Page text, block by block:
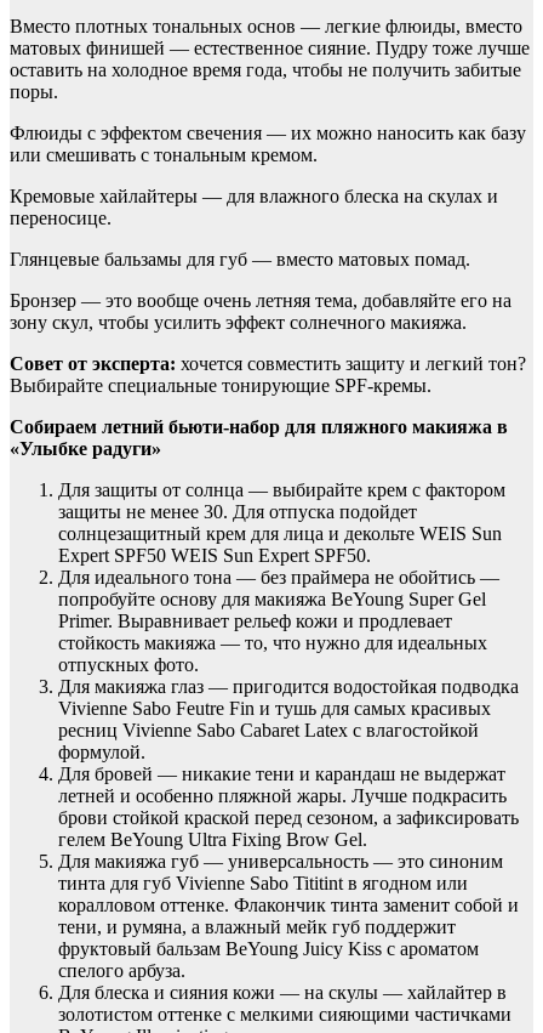
Вместо плотных тональных основ — легкие флюиды, вместо
матовых финишей — естественное сияние. Пудру тоже лучше
оставить на холодное время года, чтобы не получить забитые
поры.
Флюиды с эффектом свечения — их можно наносить как базу
или смешивать с тональным кремом.
Кремовые хайлайтеры — для влажного блеска на скулах и
переносице.
Глянцевые бальзамы для губ — вместо матовых помад.
Бронзер — это вообще очень летняя тема, добавляйте его на
зону скул, чтобы усилить эффект солнечного макияжа.
Совет от эксперта: хочется совместить защиту и легкий тон?
Выбирайте специальные тонирующие SPF-кремы.
Собираем летний бьюти-набор для пляжного макияжа в
«Улыбке радуги»
Для защиты от солнца — выбирайте крем с фактором
защиты не менее 30. Для отпуска подойдет
солнцезащитный крем для лица и декольте WEIS Sun
Expert SPF50 WEIS Sun Expert SPF50.
Для идеального тона — без праймера не обойтись —
попробуйте основу для макияжа BeYoung Super Gel
Primer. Выравнивает рельеф кожи и продлевает
стойкость макияжа — то, что нужно для идеальных
отпускных фото.
Для макияжа глаз — пригодится водостойкая подводка
Vivienne Sabo Feutre Fin и тушь для самых красивых
ресниц Vivienne Sabo Cabaret Latex с влагостойкой
формулой.
Для бровей — никакие тени и карандаш не выдержат
летней и особенно пляжной жары. Лучше подкрасить
брови стойкой краской перед сезоном, а зафиксировать
гелем BeYoung Ultra Fixing Brow Gel.
Для макияжа губ — универсальность — это синоним
тинта для губ Vivienne Sabo Tititint в ягодном или
коралловом оттенке. Флакончик тинта заменит собой и
тени, и румяна, а влажный мейк губ поддержит
фруктовый бальзам BeYoung Juicy Kiss с ароматом
спелого арбуза.
Для блеска и сияния кожи — на скулы — хайлайтер в
золотистом оттенке с мелкими сияющими частичками